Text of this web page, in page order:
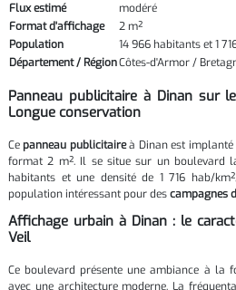
Flux estimé
modéré
Format d'affichage
2 m²
Population
14 966 habitants et 1
Département / RégionCôtes-d'Armor /
Panneau publicitaire à Dinan sur
Longue conservation
Ce panneau publicitaireà Dinan est implanté
format 2 m². Il se situe sur un boulevard
habitants et une densité de 1 716 hab/
population intéressant pour descampagnes
Affichage urbain à Dinan : le
Veil
Ce boulevard présente une ambiance à la
avec une architecture moderne. La